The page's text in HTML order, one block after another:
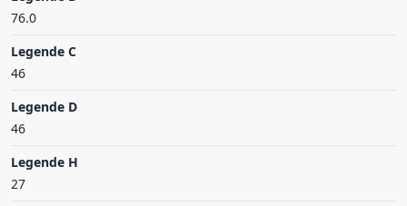
76.0
Legende C
46
Legende D
46
Legende H
27